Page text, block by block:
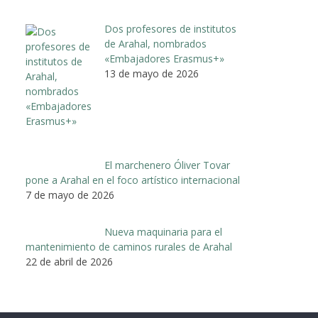
Dos profesores de institutos
de Arahal, nombrados
«Embajadores Erasmus+»
13 de mayo de 2026
El marchenero Óliver Tovar
pone a Arahal en el foco artístico internacional
7 de mayo de 2026
Nueva maquinaria para el
mantenimiento de caminos rurales de Arahal
22 de abril de 2026